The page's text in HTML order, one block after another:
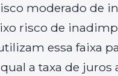
moderado de
risco de
essa faixa
a taxa de juros